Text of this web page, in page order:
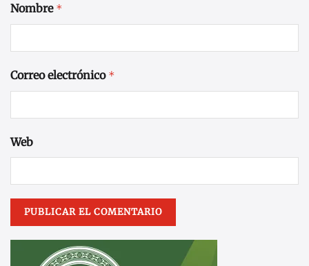
Nombre *
Correo electrónico *
Web